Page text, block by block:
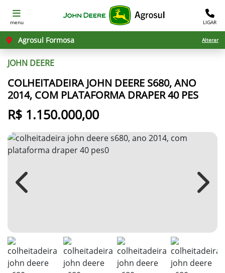
menu LIGAR
Agrosul Formosa Alterar
JOHN DEERE
COLHEITADEIRA JOHN DEERE S680, ANO
2014, COM PLATAFORMA DRAPER 40 PES
R$ 1.150.000,00
Previous Next